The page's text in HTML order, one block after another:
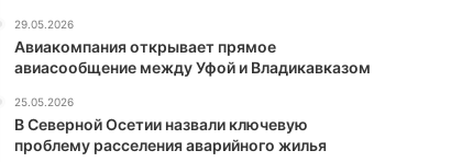
29.05.2026
Авиакомпания открывает прямое
авиасообщение между Уфой и Владикавказом
25.05.2026
В Северной Осетии назвали ключевую
проблему расселения аварийного жилья